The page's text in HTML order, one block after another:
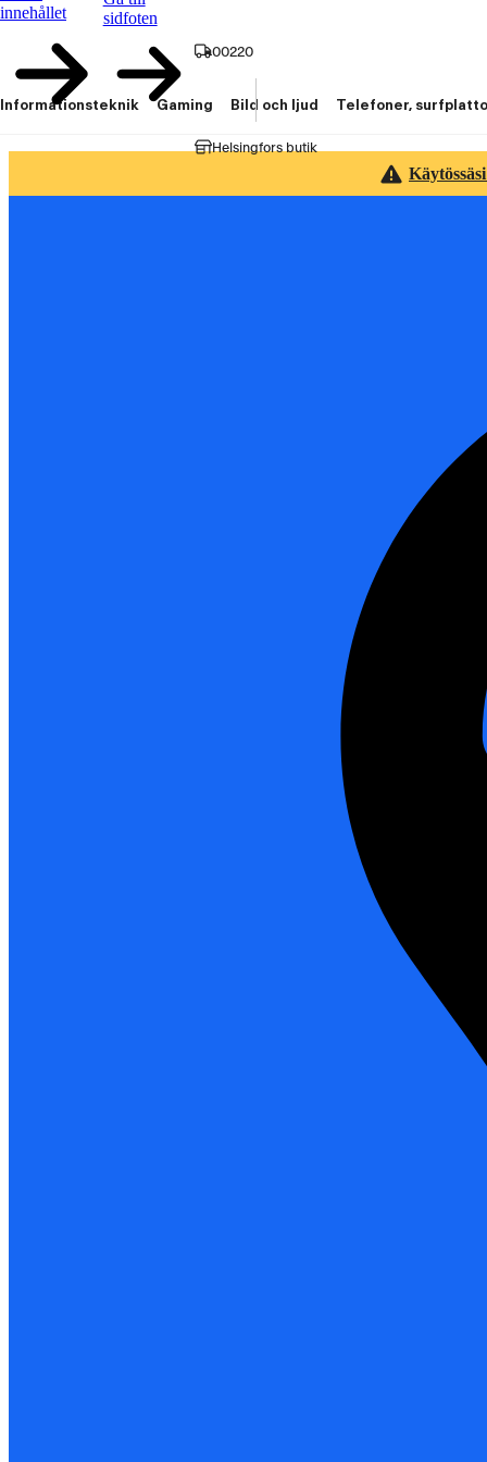
innehållet
sidfoten
00220
Helsingfors butik
Informationsteknik Gaming Bild och ljud Telefoner,